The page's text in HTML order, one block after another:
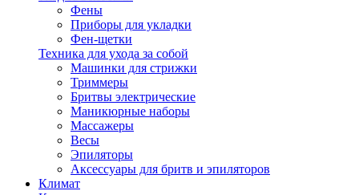
Фены
Приборы для укладки
Фен-щетки
Техника для ухода за собой
Машинки для стрижки
Триммеры
Бритвы электрические
Маникюрные наборы
Массажеры
Весы
Эпиляторы
Аксессуары для бритв и эпиляторов
Климат